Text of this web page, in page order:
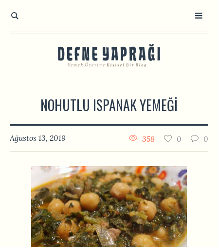
NOHUTLU ISPANAK YEMEĞI
Ağustos 13, 2019 0
0
358